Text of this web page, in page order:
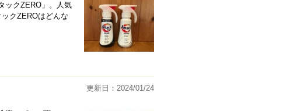
ックZERO」。人気
クZEROはどんな
更新日：2024/01/24